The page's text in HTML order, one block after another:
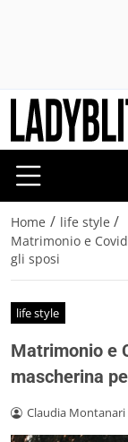
Home / life style /
Matrimonio e
gli sposi
life style
Matrimonio e
mascherina
Claudia Montanari